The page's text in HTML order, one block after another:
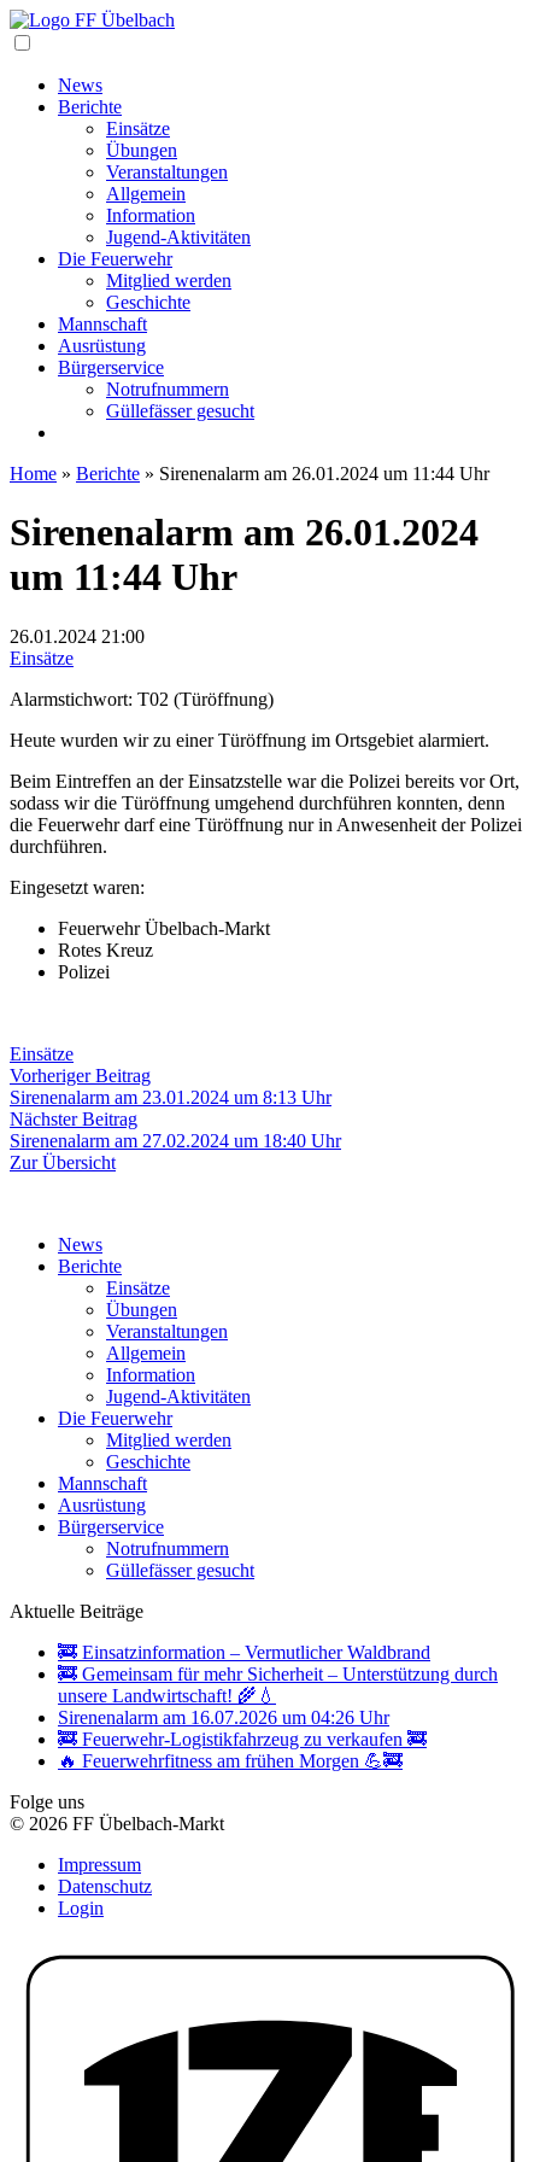
News
Berichte
Einsätze
Übungen
Veranstaltungen
Allgemein
Information
Jugend-Aktivitäten
Die Feuerwehr
Mitglied werden
Geschichte
Mannschaft
Ausrüstung
Bürgerservice
Notrufnummern
Güllefässer gesucht
Home » Berichte » Sirenenalarm am 26.01.2024 um 11:44 Uhr
Sirenenalarm am 26.01.2024
um 11:44 Uhr
26.01.2024 21:00
Einsätze
Alarmstichwort: T02 (Türöffnung)
Heute wurden wir zu einer Türöffnung im Ortsgebiet alarmiert.
Beim Eintreffen an der Einsatzstelle war die Polizei bereits vor Ort,
sodass wir die Türöffnung umgehend durchführen konnten, denn
die Feuerwehr darf eine Türöffnung nur in Anwesenheit der Polizei
durchführen.
Eingesetzt waren:
Feuerwehr Übelbach-Markt
Rotes Kreuz
Polizei
Einsätze
Beitragsnavigation
Vorheriger BeitragVorheriger
Beitrag:
Sirenenalarm am 23.01.2024 um 8:13 Uhr
Nächster BeitragNächster
Beitrag:
Sirenenalarm am 27.02.2024 um 18:40 Uhr
Zur Übersicht
News
Berichte
Einsätze
Übungen
Veranstaltungen
Allgemein
Information
Jugend-Aktivitäten
Die Feuerwehr
Mitglied werden
Geschichte
Mannschaft
Ausrüstung
Bürgerservice
Notrufnummern
Güllefässer gesucht
Aktuelle Beiträge
🚒 Einsatzinformation – Vermutlicher Waldbrand
🚒 Gemeinsam für mehr Sicherheit – Unterstützung durch
unsere Landwirtschaft! 🌾💧
Sirenenalarm am 16.07.2026 um 04:26 Uhr
🚒 Feuerwehr-Logistikfahrzeug zu verkaufen 🚒
🔥 Feuerwehrfitness am frühen Morgen 💪🚒
Folge uns
© 2026 FF Übelbach-Markt
Impressum
Datenschutz
Login